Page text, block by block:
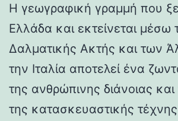
Η γεωγραφική γραμμή που
Ελλάδα και εκτείνεται μέσω
Δαλματικής Ακτής και των
την Ιταλία αποτελεί ένα
της ανθρώπινης διάνοιας και
της κατασκευαστικής